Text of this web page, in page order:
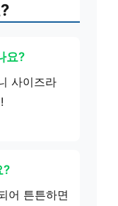
요?
사이즈라
?
어 튼튼하면